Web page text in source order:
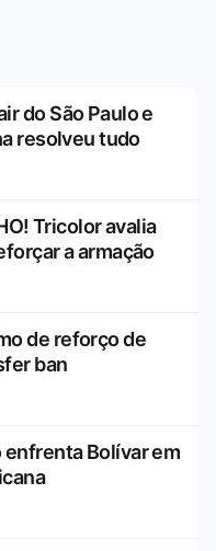
do São Paulo e
resolveu tudo
Tricolor avalia
a armação
de reforço de
ban
enfrenta Bolívar em